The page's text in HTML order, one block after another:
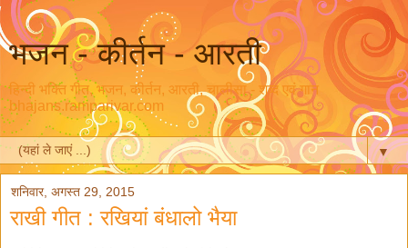
भजन - कीर्तन - आरती
हिन्दी भक्ति गीत, भजन, कीर्तन, आरती, चालीसा - शब्द एवं गान
bhajans.ramparivar.com
▼
शनिवार, अगस्त 29, 2015
राखी गीत : रखियां बंधालो भैया